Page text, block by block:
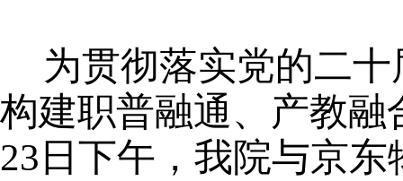
为贯彻落实党的二
构建职普融通、产教融
23日 下午 ，我院与京